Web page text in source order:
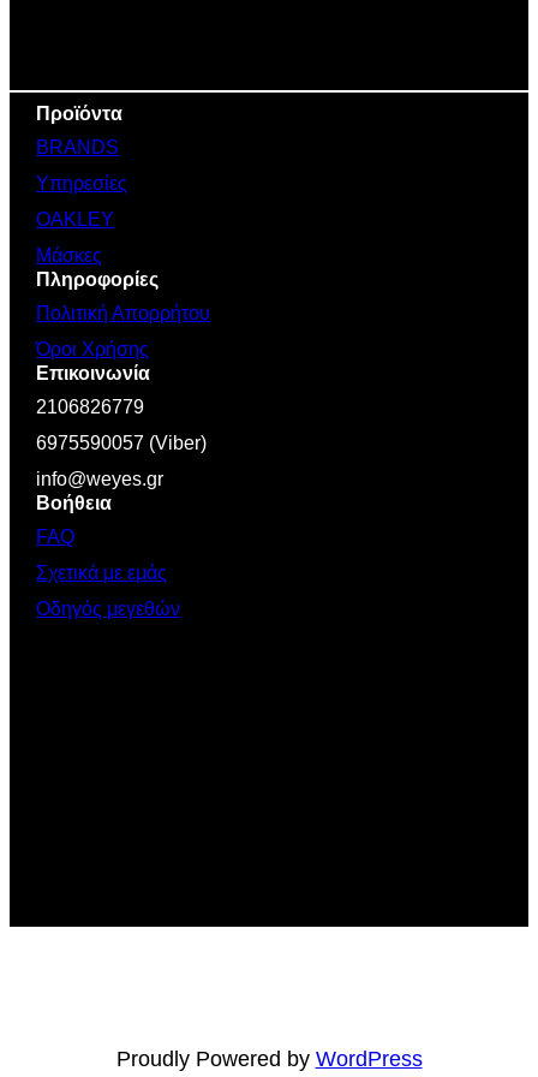
Προϊόντα
BRANDS
Υπηρεσίες
OAKLEY
Μάσκες
Πληροφορίες
Πολιτική Απορρήτου
Όροι Χρήσης
Επικοινωνία
2106826779
6975590057 (Viber)
info@weyes.gr
Βοήθεια
FAQ
Σχετικά με εμάς
Οδηγός μεγεθών
Proudly Powered by WordPress